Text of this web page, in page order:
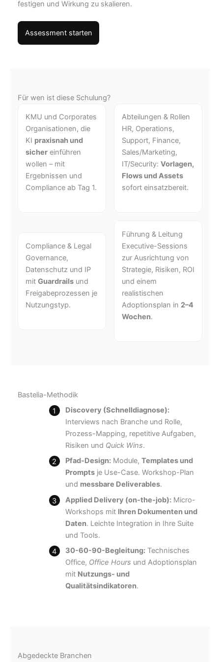
festigen und Wirkung zu skalieren.
Assessment starten
Für wen ist diese Schulung?
KMU und Corporates
Organisationen, die
KI praxisnah und
sichereinführen
wollen – mit
Ergebnissen und
Compliance ab Tag 1.
Abteilungen & Rollen
HR, Operations,
Support, Finance,
Sales/Marketing,
IT/Security: Vorlagen,
Flows und Assets
sofort einsatzbereit.
Compliance & Legal
Governance,
Datenschutz und IP
mit Guardrailsund
Freigabeprozessen je
Nutzungstyp.
Führung & Leitung
Executive-Sessions
zur Ausrichtung von
Strategie, Risiken, ROI
und einem
realistischen
Adoptionsplan in 2–4
Wochen.
Bastelia-Methodik
Discovery (Schnelldiagnose):
Interviews nach Branche und Rolle,
Prozess-Mapping, repetitive Aufgaben,
Risiken und Quick Wins.
Pfad-Design:Module, Templates und
Promptsje Use-Case. Workshop-Plan
und messbare Deliverables.
Applied Delivery (on-the-job):Micro-
Workshops mit Ihren Dokumenten und
Daten. Leichte Integration in Ihre Suite
und Tools.
30-60-90-Begleitung:Technisches
Office, Office Hours und Adoptionsplan
mit Nutzungs- und
Qualitätsindikatoren.
Abgedeckte Branchen